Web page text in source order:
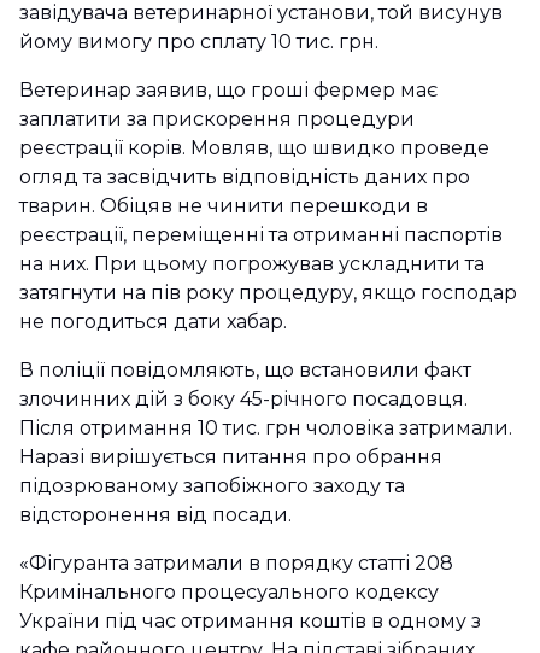
завідувача ветеринарної установи, той висунув
йому вимогу про сплату 10 тис. грн.
Ветеринар заявив, що гроші фермер має
заплатити за прискорення процедури
реєстрації корів. Мовляв, що швидко проведе
огляд та засвідчить відповідність даних про
тварин. Обіцяв не чинити перешкоди в
реєстрації, переміщенні та отриманні паспортів
на них. При цьому погрожував ускладнити та
затягнути на пів року процедуру, якщо господар
не погодиться дати хабар.
В поліції повідомляють, що встановили факт
злочинних дій з боку 45-річного посадовця.
Після отримання 10 тис. грн чоловіка затримали.
Наразі вирішується питання про обрання
підозрюваному запобіжного заходу та
відсторонення від посади.
«Фігуранта затримали в порядку статті 208
Кримінального процесуального кодексу
України під час отримання коштів в одному з